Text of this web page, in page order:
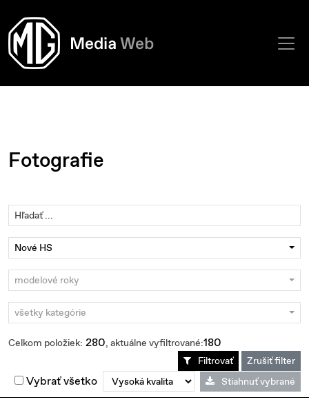
Fotografie
Nové HS
modelové roky
všetky kategórie
Celkom položiek: 280, aktuálne vyfiltrované:180
Filtrovať Zrušiť filter
Vybrať všetko Stiahnuť vybrané